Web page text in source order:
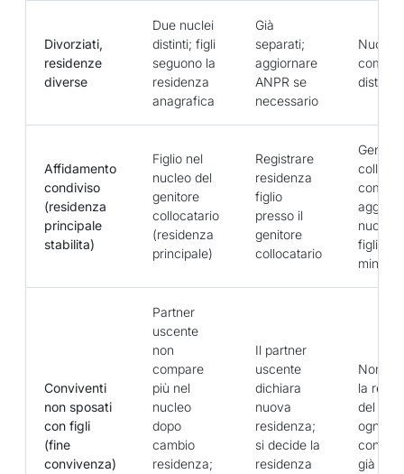
Divorziati,
residenze
diverse
Due nuclei
distinti; figli
seguono la
residenza
anagrafica
Già
separati;
aggiornare
ANPR se
necessario
Nuclei
distinti
Affidamento
condiviso
(residenza
principale
stabilita)
Figlio nel
nucleo del
genitore
collocatario
(residenza
principale)
Registrare
residenza
figlio
presso il
genitore
collocatario
nucleo
figlio se
Conviventi
non sposati
con figli
(fine
convivenza)
Partner
uscente
non
compare
più nel
nucleo
dopo
cambio
residenza;
Il partner
uscente
dichiara
nuova
residenza;
si decide la
residenza
Non si
la
del
ogni
già